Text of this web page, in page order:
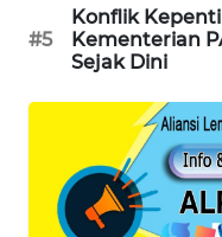
#5
Konflik
Kementerian
Sejak Dini
NEWS
METRO
JAKARTA